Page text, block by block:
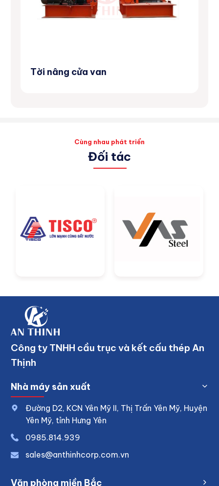
Tời nâng cửa van
Cùng nhau phát triển
Đối tác
Công ty TNHH cầu trục và kết cấu thép An
Thịnh
Nhà máy sản xuất
Đường D2, KCN Yên Mỹ II, Thị Trấn Yên Mỹ, Huyện
Yên Mỹ, tỉnh Hưng Yên
0985.814.939
sales@anthinhcorp.com.vn
Văn phòng miền Bắc